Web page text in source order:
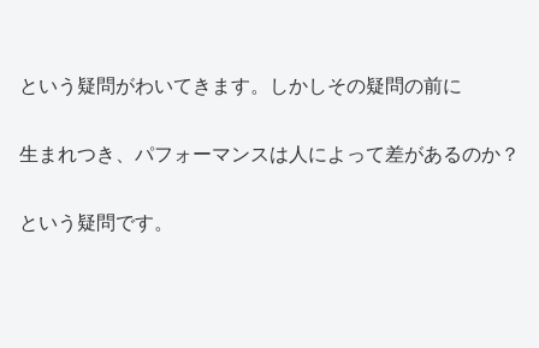
という疑問がわいてきます。しかしその疑問の前に
生まれつき、パフォーマンスは人によって差があるのか？
という疑問です。